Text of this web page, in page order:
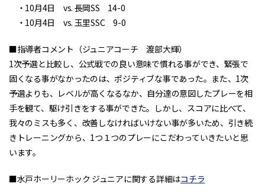
・10月4日 vs. 長岡SS 14-0
・10月4日 vs. 玉里SSC 9-0
■指導者コメント（ジュニアコーチ 渡部大輝）
1次予選と比較し、公式戦での良い意味で慣れる事ができ、緊張で
固くなる事がなかったのは、ポジティブな事であった。また、1次
予選よりも、レベルが高くなるなか、自分達の意図したプレーを相
手を観て、駆け引きをする事ができた。しかし、スコアに比べて、
我々のミスも多く、改善しなければいけない事が多いため、引き続
きトレーニングから、1つ１つのプレーにこだわっていきたいと思
います。
■水戸ホーリーホック ジュニアに関する詳細はコチラ